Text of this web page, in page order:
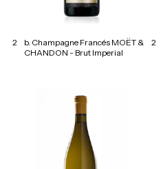
2
b. Champagne Francés MOËT &
CHANDON - Brut Imperial
2